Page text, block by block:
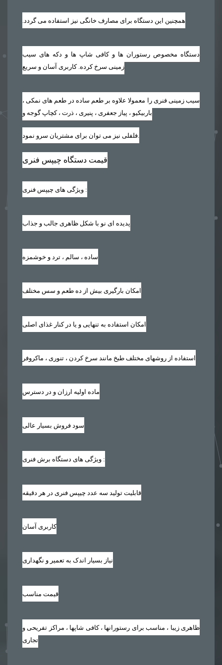
همچنین این دستگاه برای مصارف خانگی نیز استفاده می گردد‏.‏
دستگاه مخصوص رستوران ها و کافی شاپ ها و دکه های سیب
زمینی سرخ کرده. کاربری آسان و سریع
سیب زمینی فنری را معمولا علاوه بر طعم ساده در طعم های نمکی ،
باربیکیو ، پیاز جعفری ، پنیری ، ذرت ، کچاپ گوجه و
قیمت دستگاه چیپس فنری
ویژگی های چیپس فنری :
پدیده ای نو با شکل ظاهری جالب و جذاب
ساده ، سالم ، ترد و خوشمزه
امکان بارگیری بیش از ده طعم و سس مختلف
امکان استفاده به تنهایی و یا در کنار غذای اصلی
استفاده از روشهای مختلف طبخ مانند سرخ کردن ، تنوری ، ماکروفر
ماده اولیه ارزان و در دسترس
سود فروش بسیار عالی
ویژگی های دستگاه برش فنری :
قابلیت تولید سه عدد چیپس فنری در هر دقیقه
کاربری آسان
نیاز بسیار اندک به تعمیر و نگهداری
قیمت مناسب
ظاهری زیبا ، مناسب برای رستورانها ، کافی شاپها ، مراکز تفریحی و
تجاری